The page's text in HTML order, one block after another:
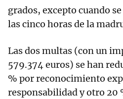
grados, excepto cuando
las cinco horas de la
Las dos multas (con un
579.374 euros) se han
% por reconocimiento
responsabilidad y otro 20